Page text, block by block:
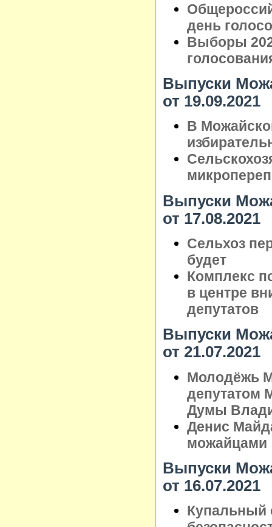
день
Выборы
Выпуски
от 19.09.2021
В
Выпуски
от 17.08.2021
Сельхоз
будет
Комплекс
в центре
депутатов
Выпуски
от 21.07.2021
Молодёжь
депутатом
Думы
Денис
можайцами
Выпуски
от 16.07.2021
Купальный